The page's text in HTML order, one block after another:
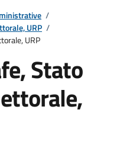
/
URP /
URP
Stato